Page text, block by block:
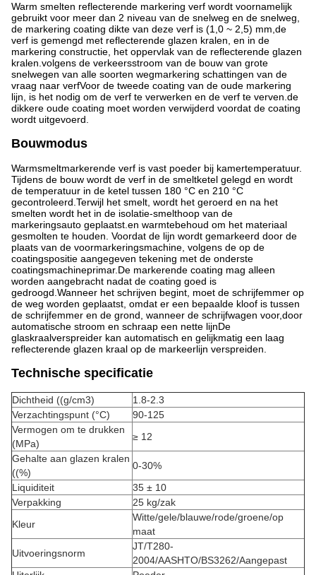
Warm smelten reflecterende markering verf wordt voornamelijk
gebruikt voor meer dan 2 niveau van de snelweg en de snelweg,
de markering coating dikte van deze verf is (1,0 ~ 2,5) mm,de
verf is gemengd met reflecterende glazen kralen, en in de
markering constructie, het oppervlak van de reflecterende glazen
kralen.volgens de verkeersstroom van de bouw van grote
snelwegen van alle soorten wegmarkering schattingen van de
vraag naar verfVoor de tweede coating van de oude markering
lijn, is het nodig om de verf te verwerken en de verf te verven.de
dikkere oude coating moet worden verwijderd voordat de coating
wordt uitgevoerd.
Bouwmodus
Warmsmeltmarkerende verf is vast poeder bij kamertemperatuur.
Tijdens de bouw wordt de verf in de smeltketel gelegd en wordt
de temperatuur in de ketel tussen 180 °C en 210 °C
gecontroleerd.Terwijl het smelt, wordt het geroerd en na het
smelten wordt het in de isolatie-smelthoop van de
markeringsauto geplaatst.en warmtebehoud om het materiaal
gesmolten te houden. Voordat de lijn wordt gemarkeerd door de
plaats van de voormarkeringsmachine, volgens de op de
coatingspositie aangegeven tekening met de onderste
coatingsmachineprimar.De markerende coating mag alleen
worden aangebracht nadat de coating goed is
gedroogd.Wanneer het schrijven begint, moet de schrijfemmer op
de weg worden geplaatst, omdat er een bepaalde kloof is tussen
de schrijfemmer en de grond, wanneer de schrijfwagen voor,door
automatische stroom en schraap een nette lijnDe
glaskraalverspreider kan automatisch en gelijkmatig een laag
reflecterende glazen kraal op de markeerlijn verspreiden.
Technische specificatie
Dichtheid ((g/cm3)
1.8-2.3
Verzachtingspunt (°C)
90-125
Vermogen om te drukken
(MPa)
≥ 12
Gehalte aan glazen kralen
((%)
0-30%
Liquiditeit
35 ± 10
Verpakking
25 kg/zak
Kleur
Witte/gele/blauwe/rode/groene/op
maat
Uitvoeringsnorm
JT/T280-
2004/AASHTO/BS3262/Aangepast